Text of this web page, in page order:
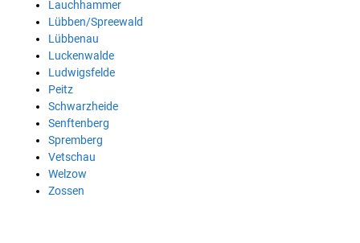
Lauchhammer
Lübben/Spreewald
Lübbenau
Luckenwalde
Ludwigsfelde
Peitz
Schwarzheide
Senftenberg
Spremberg
Vetschau
Welzow
Zossen